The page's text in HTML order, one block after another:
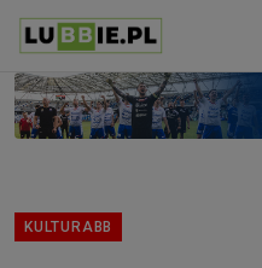
KULTURABB